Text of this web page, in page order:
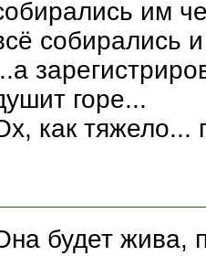
им
собирались
горе...
как тяжело...
будет жива,